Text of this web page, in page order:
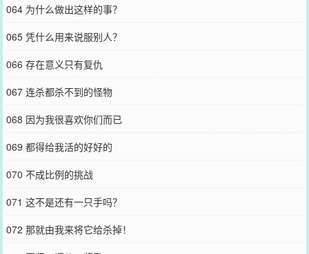
064 为什么做出这样的事？
065 凭什么用来说服别人？
066 存在意义只有复仇
067 连杀都杀不到的怪物
068 因为我很喜欢你们而已
069 都得给我活的好好的
070 不成比例的挑战
071 这不是还有一只手吗？
072 那就由我来将它给杀掉！